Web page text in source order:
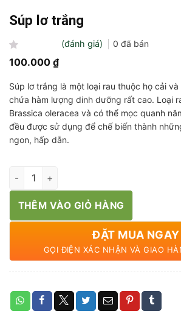
Súp lơ trắng
Được
xếp
0
5
sao
(đánh giá) 0 đã bán
100.000 ₫
Súp lơ trắng là một loại rau thuộc họ cải
chứa hàm lượng dinh dưỡng rất cao. Loại
Brassica oleracea và có thể mọc quanh
đều được sử dụng để chế biến thành
ngon, hấp dẫn.
Súp lơ trắng số lượng
THÊM VÀO GIỎ HÀNG
ĐẶT MUA NGAY
GỌI ĐIỆN XÁC NHẬN VÀ GIAO